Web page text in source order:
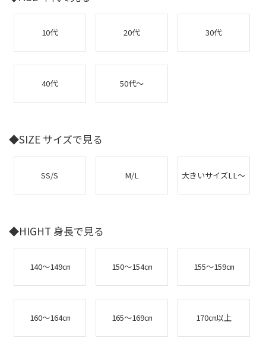
10代 20代 30代
40代 50代～
◆SIZE サイズで見る
SS/S M/L 大きいサイズLL～
◆HIGHT 身長で見る
140～149㎝ 150～154㎝ 155～159㎝
160～164㎝ 165～169㎝ 170㎝以上